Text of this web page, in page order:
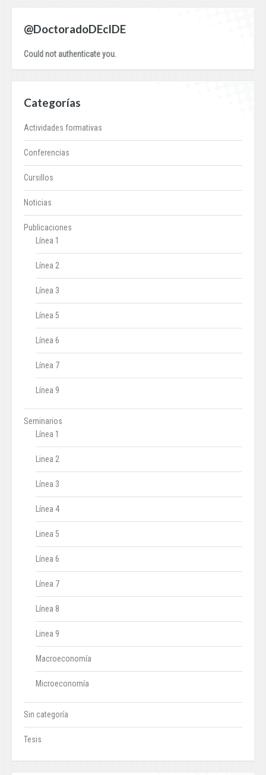
@DoctoradoDEcIDE
Could not authenticate you.
Categorías
Actividades formativas
Conferencias
Cursillos
Noticias
Publicaciones
Línea 1
Línea 2
Línea 3
Línea 5
Línea 6
Línea 7
Línea 9
Seminarios
Línea 1
Linea 2
Línea 3
Línea 4
Linea 5
Línea 6
Línea 7
Línea 8
Linea 9
Macroeconomía
Microeconomía
Sin categoría
Tesis